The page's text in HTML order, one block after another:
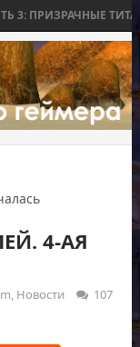
ТИТАНЫ И
4-АЯ
Новости
107